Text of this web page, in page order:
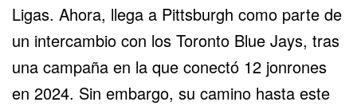
Ligas. Ahora, llega a Pittsburgh como parte de
un intercambio con los Toronto Blue Jays, tras
una campaña en la que conectó 12 jonrones
en 2024. Sin embargo, su camino hasta este